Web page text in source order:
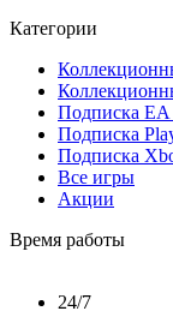
Категории
Подписка EA
Подписка
Подписка
Все игры
Акции
Время работы
24/7